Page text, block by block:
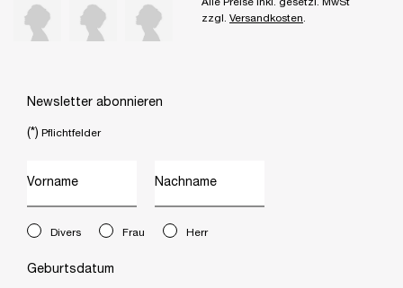
Alle Preise inkl. gesetzl. MwSt
zzgl. Versandkosten
Newsletter abonnieren
(*) Pflichtfelder
Vorname Nachname
newslettersignup.title.legend
Divers Frau Herr
Geburtsdatum